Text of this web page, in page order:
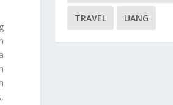
TRAVEL UANG